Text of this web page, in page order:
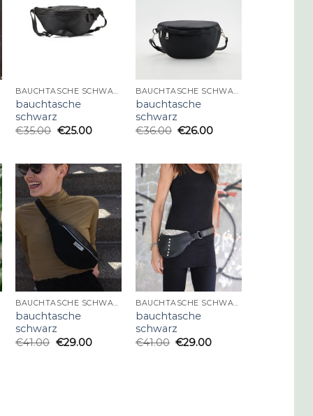
BAUCHTASCHE SCHWARZ
bauchtasche
schwarz
€35.00 €25.00
BAUCHTASCHE SCHWARZ
bauchtasche
schwarz
€36.00 €26.00
BAUCHTASCHE SCHWARZ
bauchtasche
schwarz
€41.00 €29.00
BAUCHTASCHE SCHWARZ
bauchtasche
schwarz
€41.00 €29.00